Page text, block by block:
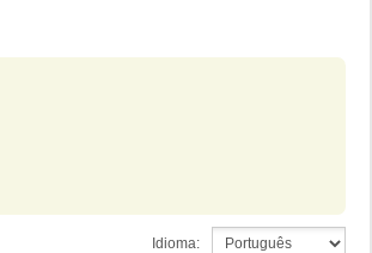
Idioma: